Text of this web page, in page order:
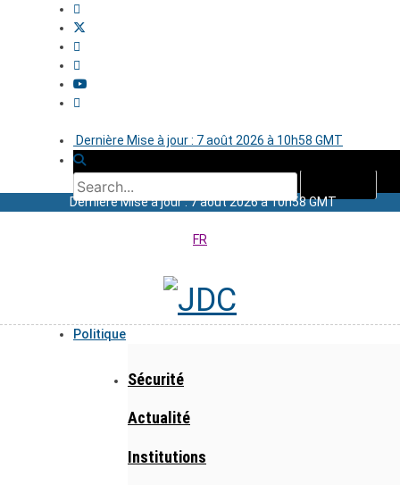
Dernière Mise à jour : 7 août 2026 à 10h58 GMT
Dernière Mise à jour : 7 août 2026 à 10h58 GMT
FR
Politique
Sécurité
Actualité
Institutions